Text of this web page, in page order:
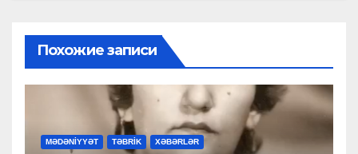
Похожие записи
MƏDƏNİYYƏT TƏBRİK XƏBƏRLƏR